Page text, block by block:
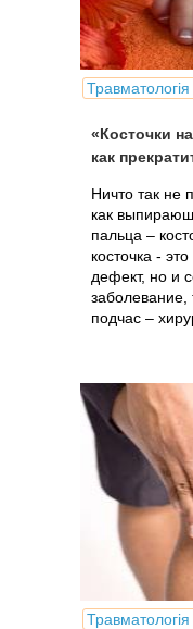
Травматологія
«Косточки
как
Ничто так не
как
пальца –
косточка -
дефект, но и
заболевание,
подчас –
Травматологія